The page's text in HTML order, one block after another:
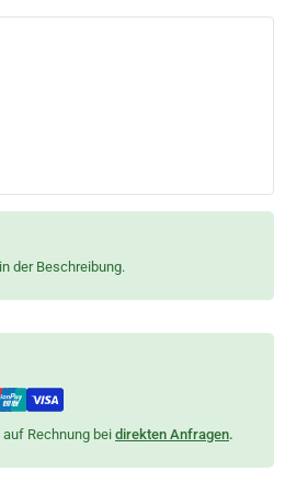
der Beschreibung.
Rechnung beidirekten Anfragen.